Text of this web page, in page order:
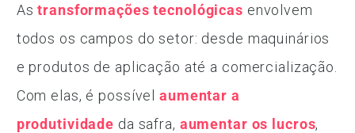
Astransformações tecnológicas envolvem
todos os campos do setor: desde maquinários
e produtos de aplicação até a comercialização.
Com elas, é possívelaumentar a
produtividade da safra, aumentar os lucros,